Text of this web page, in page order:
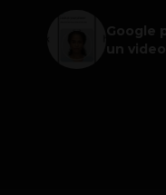
Google
un